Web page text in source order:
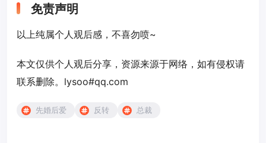
免责声明
以上纯属个人观后感，不喜勿喷~
本文仅供个人观后分享，资源来源于网络，如有侵权请
联系删除。lysoo#qq.com
先婚后爱 反转 总裁